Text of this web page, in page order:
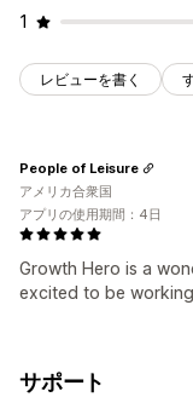
1
レビューを書く
Growth Hero is a
excited to be
People of Leisure
アメリカ合衆国
アプリの使用期間：4日
サポート